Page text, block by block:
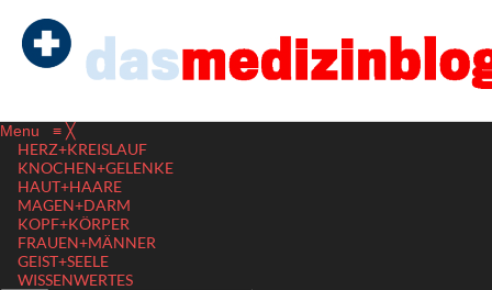
Menu ≡ ╳
HERZ+KREISLAUF
KNOCHEN+GELENKE
HAUT+HAARE
MAGEN+DARM
KOPF+KÖRPER
FRAUEN+MÄNNER
GEIST+SEELE
WISSENWERTES